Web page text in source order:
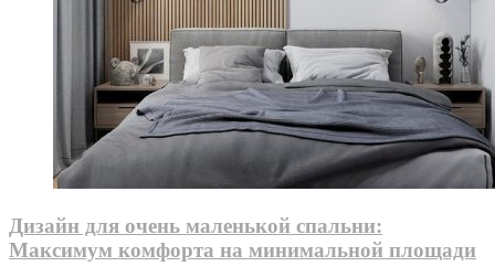
Дизайн для очень маленькой спальни:
Максимум комфорта на минимальной площади